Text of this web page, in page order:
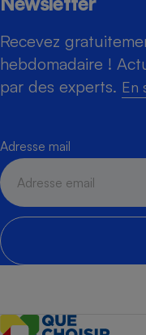
Recevez
hebdomadaire !
par des experts. En
Adresse mail